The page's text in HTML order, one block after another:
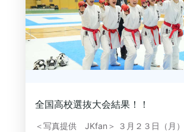
全国高校選抜大会結果！！
＜写真提供 JKfan＞ ３月２３日（月